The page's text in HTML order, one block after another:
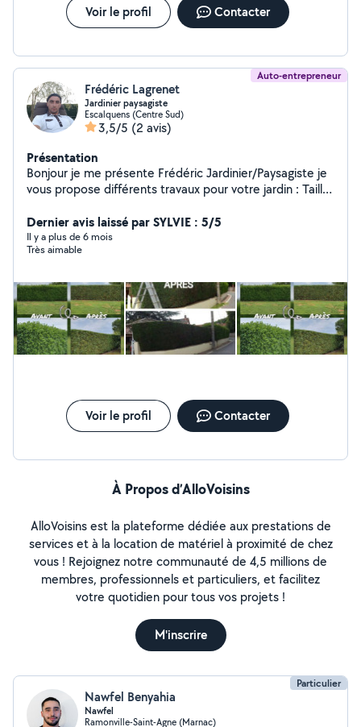
Voir le profil Contacter
Auto-entrepreneur
Frédéric Lagrenet
Jardinier paysagiste
Escalquens (Centre Sud)
3,5/5 (2 avis)
Présentation
Bonjour je me présente Frédéric Jardinier/Paysagiste je
vous propose différents travaux pour votre jardin : Taille
Aplanissement de terrain ; Tonte de pelouse,
débroussaillage ; Création de pelouse en rouleau ou en
semence ; Entretien de jardin abandonné ; Désherbage
niveau de terrain bossu ; Plantation de plantes ou
d'arbres ; Ramassage de feuilles ; Évacuation de
déchets verts. Pour tout autres travaux de jardinage,
avec évacuation, merci de m'en faire la demande.
Réactif, je me déplace gratuitement et vous établis un
Dernier avis laissé par SYLVIE : 5/5
Il y a plus de 6 mois
Très aimable
Voir le profil Contacter
À Propos d’AlloVoisins
AlloVoisins est la plateforme dédiée aux prestations de
services et à la location de matériel à proximité de chez
vous ! Rejoignez notre communauté de 4,5 millions de
membres, professionnels et particuliers, et facilitez
votre quotidien pour tous vos projets !
M'inscrire
Particulier
Nawfel Benyahia
Nawfel
Ramonville-Saint-Agne (Marnac)